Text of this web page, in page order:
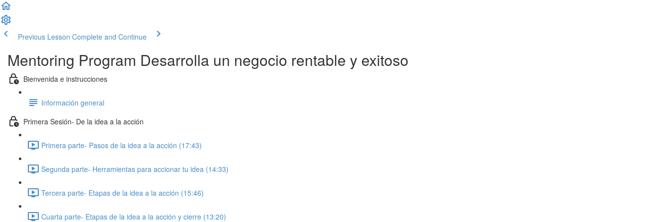
Previous Lesson Complete and Continue
Mentoring Program Desarrolla un negocio rentable y exitoso
Bienvenida e instrucciones
Información general
Primera Sesión- De la idea a la acción
Primera parte- Pasos de la idea a la acción (17:43)
Segunda parte- Herramientas para accionar tu idea (14:33)
Tercera parte- Etapas de la idea a la acción (15:46)
Cuarta parte- Etapas de la idea a la acción y cierre (13:20)